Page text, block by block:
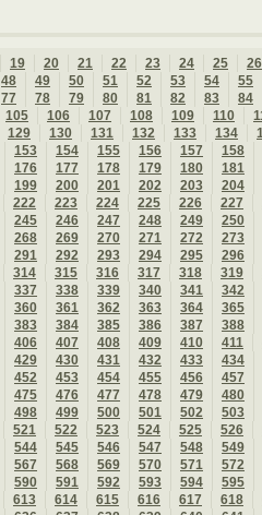
19 20 21 22 23 24 25 26
48 49 50 51 52 53 54 55
77 78 79 80 81 82 83 84
105 106 107 108 109 110
129 130 131 132 133 134
153 154 155 156 157 158
176 177 178 179 180 181
199 200 201 202 203 204
222 223 224 225 226 227
245 246 247 248 249 250
268 269 270 271 272 273
291 292 293 294 295 296
314 315 316 317 318 319
337 338 339 340 341 342
360 361 362 363 364 365
383 384 385 386 387 388
406 407 408 409 410 411
429 430 431 432 433 434
452 453 454 455 456 457
475 476 477 478 479 480
498 499 500 501 502 503
521 522 523 524 525 526
544 545 546 547 548 549
567 568 569 570 571 572
590 591 592 593 594 595
613 614 615 616 617 618